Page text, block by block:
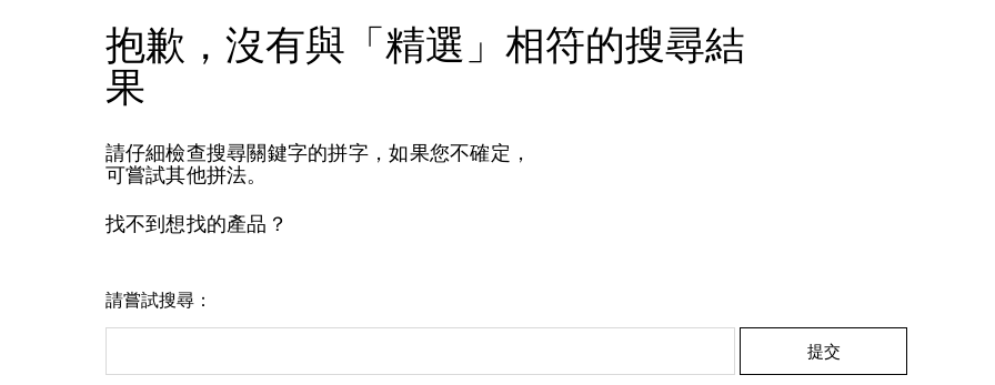
抱歉，沒有與「精選」相符的搜尋結
果
請仔細檢查搜尋關鍵字的拼字，如果您不確定，
可嘗試其他拼法。
找不到想找的產品？
請嘗試搜尋：
提交